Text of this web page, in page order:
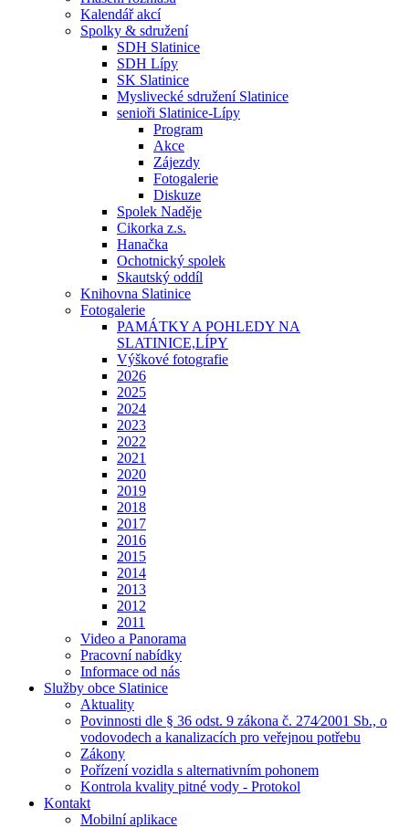
Kalendář akcí
Spolky & sdružení
SDH Slatinice
SDH Lípy
SK Slatinice
Myslivecké sdružení Slatinice
senioři Slatinice-Lípy
Program
Akce
Zájezdy
Fotogalerie
Diskuze
Spolek Naděje
Cikorka z.s.
Hanačka
Ochotnický spolek
Skautský oddíl
Knihovna Slatinice
Fotogalerie
PAMÁTKY A POHLEDY NA
SLATINICE,LÍPY
Výškové fotografie
2026
2025
2024
2023
2022
2021
2020
2019
2018
2017
2016
2015
2014
2013
2012
2011
Video a Panorama
Pracovní nabídky
Informace od nás
Služby obce Slatinice
Aktuality
Povinnosti dle § 36 odst. 9 zákona č. 274⁄2001 Sb., o
vodovodech a kanalizacích pro veřejnou potřebu
Zákony
Pořízení vozidla s alternativním pohonem
Kontrola kvality pitné vody - Protokol
Kontakt
Mobilní aplikace